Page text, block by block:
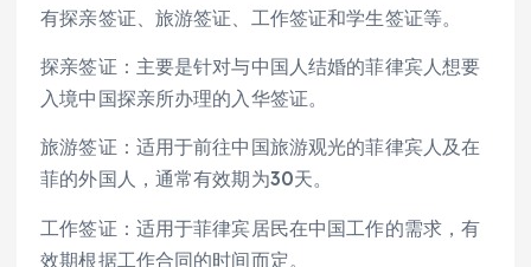
有探亲签证、旅游签证、工作签证和学生签证等。
探亲签证：主要是针对与中国人结婚的菲律宾人想要
入境中国探亲所办理的入华签证。
旅游签证：适用于前往中国旅游观光的菲律宾人及在
菲的外国人，通常有效期为30天。
工作签证：适用于菲律宾居民在中国工作的需求，有
效期根据工作合同的时间而定。